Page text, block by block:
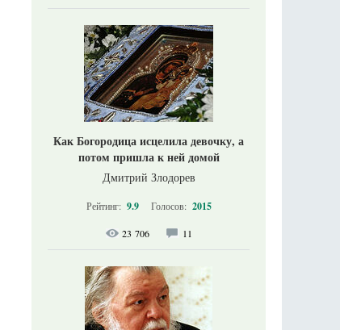
Как Богородица исцелила девочку, а
потом пришла к ней домой
Дмитрий Злодорев
Рейтинг: 9.9 Голосов: 2015
23 706 11